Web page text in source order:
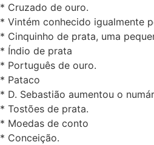
* Cruzado de ouro.
* Vintém conhecido igualmente
* Cinquinho de prata, uma
* Índio de prata
* Português de ouro.
* Pataco
* D. Sebastião aumentou o
* Tostões de prata.
* Moedas de conto
* Conceição.